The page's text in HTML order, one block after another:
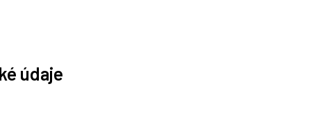
údaje